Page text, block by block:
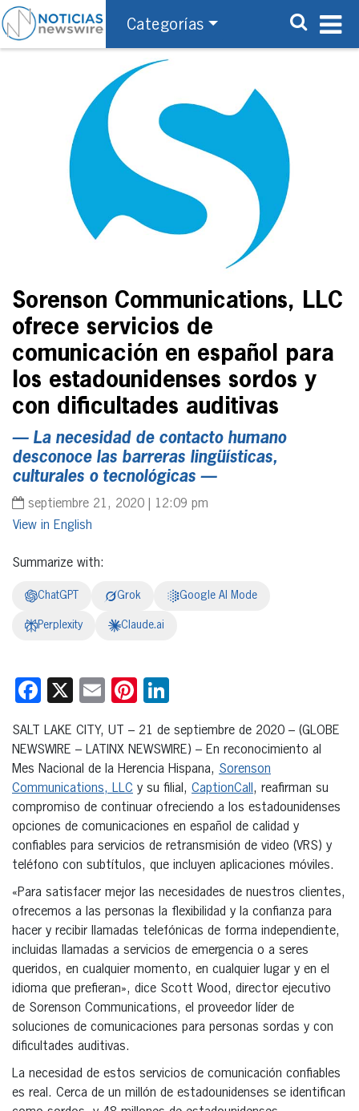
Categorías
Sorenson Communications, LLC
ofrece servicios de
comunicación en español para
los estadounidenses sordos y
con dificultades auditivas
— La necesidad de contacto humano
desconoce las barreras lingüísticas,
culturales o tecnológicas —
septiembre 21, 2020 | 12:09 pm
English
Summarize with:
ChatGPT Grok Google AI Mode
Perplexity Claude.ai
Facebook
X EmailPinterest
SALT LAKE CITY, UT – 21 de septiembre de 2020 – (GLOBE
NEWSWIRE – LATINX NEWSWIRE) – En reconocimiento al
Mes Nacional de la Herencia Hispana, Sorenson
Communications, LLC y su filial, CaptionCall, reafirman su
compromiso de continuar ofreciendo a los estadounidenses
opciones de comunicaciones en español de calidad y
confiables para servicios de retransmisión de video (VRS) y
teléfono con subtítulos, que incluyen aplicaciones móviles.
«Para satisfacer mejor las necesidades de nuestros clientes,
ofrecemos a las personas la flexibilidad y la confianza para
hacer y recibir llamadas telefónicas de forma independiente,
incluidas llamadas a servicios de emergencia o a seres
queridos, en cualquier momento, en cualquier lugar y en el
idioma que prefieran», dice Scott Wood, director ejecutivo
de Sorenson Communications, el proveedor líder de
soluciones de comunicaciones para personas sordas y con
dificultades auditivas.
La necesidad de estos servicios de comunicación confiables
es real. Cerca de un millón de estadounidenses se identifican